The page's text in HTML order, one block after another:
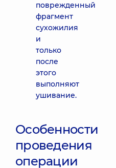
поврежденный
фрагмент
сухожилия
и
только
после
этого
выполняют
ушивание.
Особенности
проведения
операции